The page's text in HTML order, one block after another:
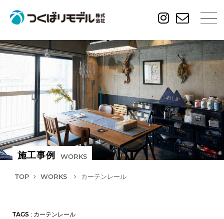
施工事例 WORKS
TOP WORKS カーテンレール
TAGS : カーテンレール